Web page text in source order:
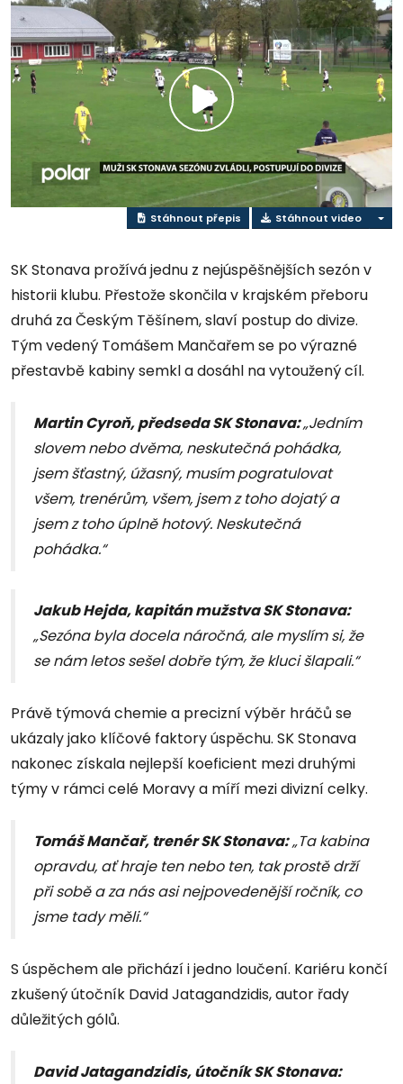
Přehrát
video
Stáhnout přepis Stáhnout video
SK Stonava prožívá jednu z nejúspěšnějších sezón v
historii klubu. Přestože skončila v krajském přeboru
druhá za Českým Těšínem, slaví postup do divize.
Tým vedený Tomášem Mančařem se po výrazné
přestavbě kabiny semkl a dosáhl na vytoužený cíl.
Martin Cyroň, předseda SK Stonava:„Jedním
slovem nebo dvěma, neskutečná pohádka,
jsem šťastný, úžasný, musím pogratulovat
všem, trenérům, všem, jsem z toho dojatý a
jsem z toho úplně hotový. Neskutečná
pohádka.“
Jakub Hejda, kapitán mužstva SK Stonava:
„Sezóna byla docela náročná, ale myslím si, že
se nám letos sešel dobře tým, že kluci šlapali.“
Právě týmová chemie a precizní výběr hráčů se
ukázaly jako klíčové faktory úspěchu. SK Stonava
nakonec získala nejlepší koeficient mezi druhými
týmy v rámci celé Moravy a míří mezi divizní celky.
Tomáš Mančař, trenér SK Stonava:„Ta kabina
opravdu, ať hraje ten nebo ten, tak prostě drží
při sobě a za nás asi nejpovedenější ročník, co
jsme tady měli.“
S úspěchem ale přichází i jedno loučení. Kariéru končí
zkušený útočník David Jatagandzidis, autor řady
důležitých gólů.
David Jatagandzidis, útočník SK Stonava: